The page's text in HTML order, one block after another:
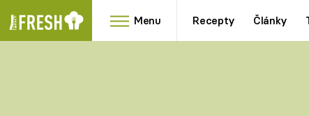
Menu Recepty Články